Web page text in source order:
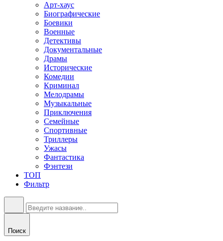
Арт-хаус
Биографические
Боевики
Военные
Детективы
Документальные
Драмы
Исторические
Комедии
Криминал
Мелодрамы
Музыкальные
Приключения
Семейные
Спортивные
Триллеры
Ужасы
Фантастика
Фэнтези
ТОП
Фильтр
Поиск